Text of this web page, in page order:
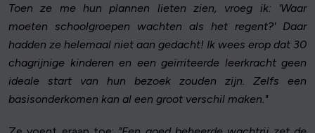
Toen ze me hun plannen lieten zien, vroeg ik: 'Waar
moeten schoolgroepen wachten als het regent?' Daar
hadden ze helemaal niet aan gedacht! Ik wees erop dat 30
chagrijnige kinderen en een geïrriteerde leerkracht geen
ideale start van hun bezoek zouden zijn. Zelfs een
basisonderkomen kan al een groot verschil maken."